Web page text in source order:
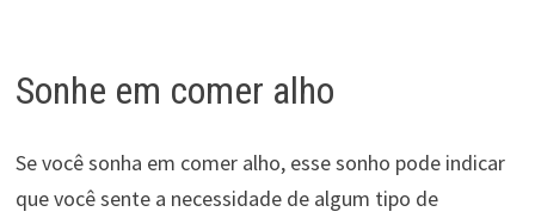
Sonhe em comer alho
Se você sonha em comer alho, esse sonho pode indicar
que você sente a necessidade de algum tipo de